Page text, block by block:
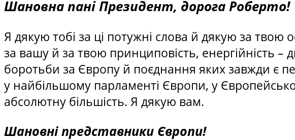
Шановна пані Президент, дорога Роберто!
Я дякую тобі за ці потужні слова й дякую за твою
за вашу й за твою принциповість, енергійність –
боротьби за Європу й поєднання яких завжди є
у найбільшому парламенті Європи, у
абсолютну більшість. Я дякую вам.
Шановні представники Європи!